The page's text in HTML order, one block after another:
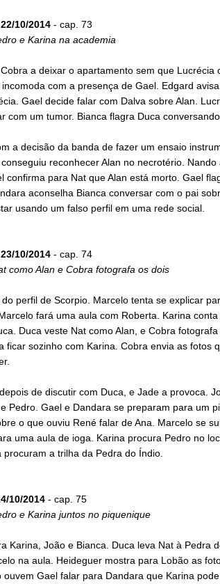
10/2014- cap. 73
e Karina na academia
a deixar o apartamento sem que Lucrécia
com a presença de Gael. Edgard
Gael decide falar com Dalva sobre Alan.
com um tumor. Bianca flagra Duca
a decisão da banda de fazer um ensaio
reconhecer Alan no necrotério. Nando
confirma para Nat que Alan está morto. Gael
aconselha Bianca conversar com o pai
usando um falso perfil em uma rede social.
10/2014- cap. 74
como Alan e Cobra fotografa os dois
perfil de Scorpio. Marcelo tenta se explicar
fará uma aula com Roberta. Karina
Duca veste Nat como Alan, e Cobra
ficar sozinho com Karina. Cobra envia as fotos
de discutir com Duca, e Jade a provoca.
Pedro. Gael e Dandara se preparam para um
o que ouviu René falar de Ana. Marcelo se
uma aula de ioga. Karina procura Pedro no
procuram a trilha da Pedra do Índio.
10/2014- cap. 75
e Karina juntos no piquenique
Karina, João e Bianca. Duca leva Nat à Pedra
na aula. Heideguer mostra para Lobão as
ouvem Gael falar para Dandara que Karina